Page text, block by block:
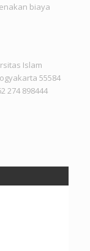
biaya
Islam
55584
274 898444